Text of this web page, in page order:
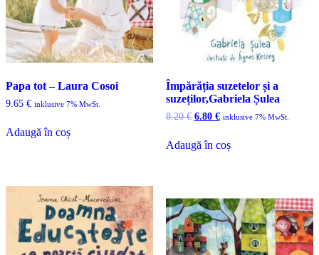
Papa tot – Laura Cosoi
9.65 € inklusive 7% MwSt.
Adaugă în coș
Împărăția suzetelor și a
suzeților,Gabriela Șulea
8.20€ Prețul
fost:
6.80 €Prețul
6.80 €.
inklusive 7% MwSt.
Adaugă în coș